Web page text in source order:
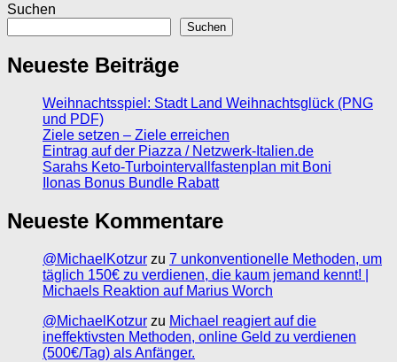
Suchen
Suchen
Neueste Beiträge
Weihnachtsspiel: Stadt Land Weihnachtsglück (PNG
und PDF)
Ziele setzen – Ziele erreichen
Eintrag auf der Piazza / Netzwerk-Italien.de
Sarahs Keto-Turbointervallfastenplan mit Boni
Ilonas Bonus Bundle Rabatt
Neueste Kommentare
@MichaelKotzur zu 7 unkonventionelle Methoden, um
täglich 150€ zu verdienen, die kaum jemand kennt! |
Michaels Reaktion auf Marius Worch
@MichaelKotzur zu Michael reagiert auf die
ineffektivsten Methoden, online Geld zu verdienen
(500€/Tag) als Anfänger.